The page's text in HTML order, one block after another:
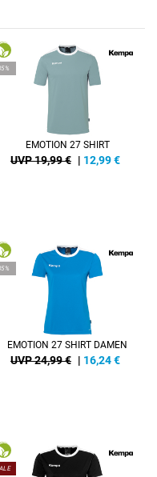
EMOTION 27 SHIRT
UVP 19,99 € | 12,99€
EMOTION 27 SHIRT DAMEN
UVP 24,99 € | 16,24€